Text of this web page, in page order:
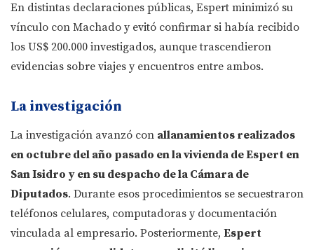
En distintas declaraciones públicas, Espert minimizó su
vínculo con Machado y evitó confirmar si había recibido
los US$ 200.000 investigados, aunque trascendieron
evidencias sobre viajes y encuentros entre ambos.
La investigación
La investigación avanzó con allanamientos realizados
en octubre del año pasado en la vivienda de Espert en
San Isidro y en su despacho de la Cámara de
Diputados. Durante esos procedimientos se secuestraron
teléfonos celulares, computadoras y documentación
vinculada al empresario. Posteriormente, Espert